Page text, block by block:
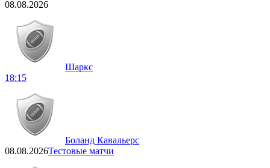
08.08.2026
Шаркс
18:15
Боланд Кавальерс
08.08.2026Тестовые матчи